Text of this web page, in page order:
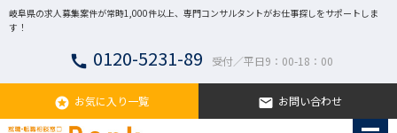
岐阜県の求人募集案件が常時1,000件以上、専門コンサルタントがお仕事探しをサポートしま
す！
call 0120-5231-89 受付／平日9：00-18：00
stars お気に入り一覧 email お問い合わせ